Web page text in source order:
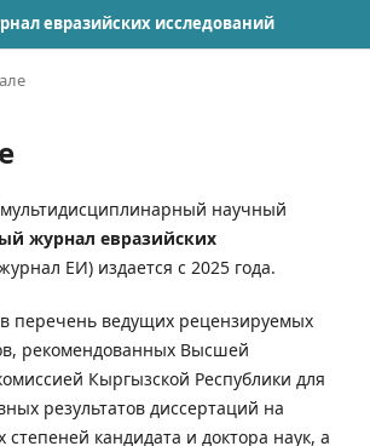
евразийских исследований
научный
журнал евразийских
ЕИ) издается с 2025 года.
перечень ведущих рецензируемых
рекомендованных Высшей
Кыргызской Республики для
результатов диссертаций на
степеней кандидата и доктора наук, а